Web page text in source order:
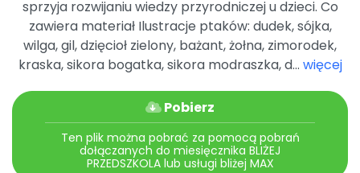
Pomoc
Promocje
sprzyja rozwijaniu wiedzy przyrodniczej u dzieci. Co
zawiera materiał Ilustracje ptaków: dudek, sójka,
wilga, gil, dzięcioł zielony, bażant, żołna, zimorodek,
kraska, sikora bogatka, sikora modraszka, d... więcej
Pobierz
Ten plik można pobrać za pomocą pobrań
dołączanych do miesięcznika BLIŻEJ
PRZEDSZKOLA lub usługi bliżej MAX